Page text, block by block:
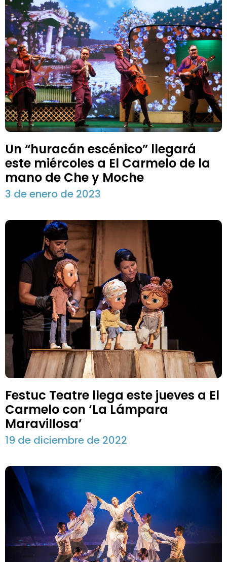
Un “huracán escénico” llegará
este miércoles a El Carmelo de la
mano de Che y Moche
3 de enero de 2023
Festuc Teatre llega este jueves a El
Carmelo con ‘La Lámpara
Maravillosa’
19 de diciembre de 2022